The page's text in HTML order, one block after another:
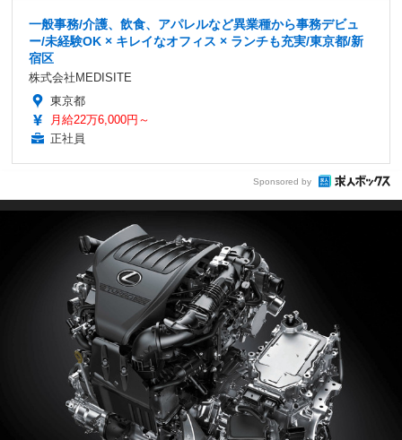
一般事務/介護、飲食、アパレルなど異業種から事務デビュ
ー/未経験OK × キレイなオフィス × ランチも充実/東京都/新
宿区
株式会社MEDISITE
東京都
月給22万6,000円～
正社員
Sponsored by